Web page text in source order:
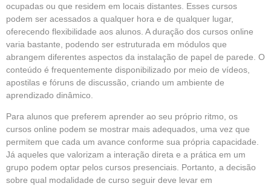
ocupadas ou que residem em locais distantes. Esses cursos
podem ser acessados a qualquer hora e de qualquer lugar,
oferecendo flexibilidade aos alunos. A duração dos cursos online
varia bastante, podendo ser estruturada em módulos que
abrangem diferentes aspectos da instalação de papel de parede. O
conteúdo é frequentemente disponibilizado por meio de vídeos,
apostilas e fóruns de discussão, criando um ambiente de
aprendizado dinâmico.
Para alunos que preferem aprender ao seu próprio ritmo, os
cursos online podem se mostrar mais adequados, uma vez que
permitem que cada um avance conforme sua própria capacidade.
Já aqueles que valorizam a interação direta e a prática em um
grupo podem optar pelos cursos presenciais. Portanto, a decisão
sobre qual modalidade de curso seguir deve levar em